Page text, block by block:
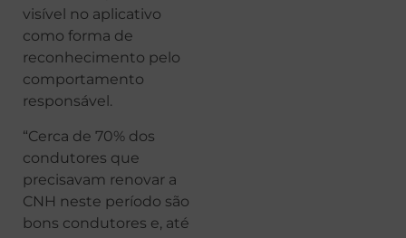
visível no aplicativo
como forma de
reconhecimento pelo
comportamento
responsável.
“Cerca de 70% dos
condutores que
precisavam renovar a
CNH neste período são
bons condutores e, até